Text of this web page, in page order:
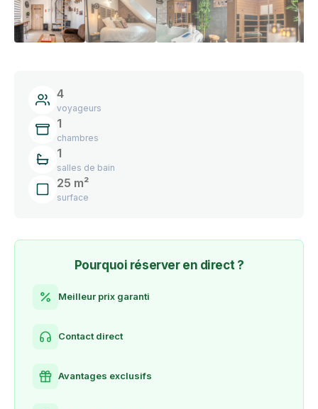
4
voyageurs
1
chambres
1
salles de bain
25 m²
surface
Pourquoi réserver en direct ?
Meilleur prix garanti
Contact direct
Avantages exclusifs